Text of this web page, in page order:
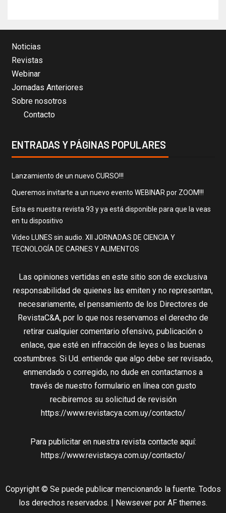
Noticias
Revistas
Webinar
Jornadas Anteriores
Sobre nosotros
Contacto
ENTRADAS Y PÁGINAS POPULARES
Lanzamiento de un nuevo CURSO!!!
Queremos invitarte a un nuevo evento WEBINAR por ZOOM!!!
Esta es nuestra revista 93 y ya está disponible para que la veas
en tu dispositivo
Video LUNES sin audio. XII JORNADAS DE CIENCIA Y
TECNOLOGÍA DE CARNES Y ALIMENTOS
Las opiniones vertidas en este sitio son de exclusiva
responsabilidad de quienes las emiten y no representan,
necesariamente, el pensamiento de los Directores de
RevistaC&A, por lo que nos reservamos el derecho de
retirar cualquier comentario ofensivo, publicación o
enlace, que esté en infracción de leyes o las buenas
costumbres. Si Ud. entiende que algo debe ser revisado,
enmendado o corregido, no dude en contactarnos a
través de nuestro formulario en línea con gusto
recibiremos su solicitud de revisión
https://www.revistacya.com.uy/contacto/
Para publicitar en nuestra revista contacte aquí:
https://www.revistacya.com.uy/contacto/
Copyright © Se puede publicar mencionando la fuente. Todos
los derechos reservados. | Newsever por AF themes.